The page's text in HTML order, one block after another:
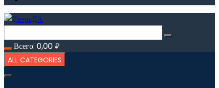
Всего: 0,00₽
ALL CATEGORIES